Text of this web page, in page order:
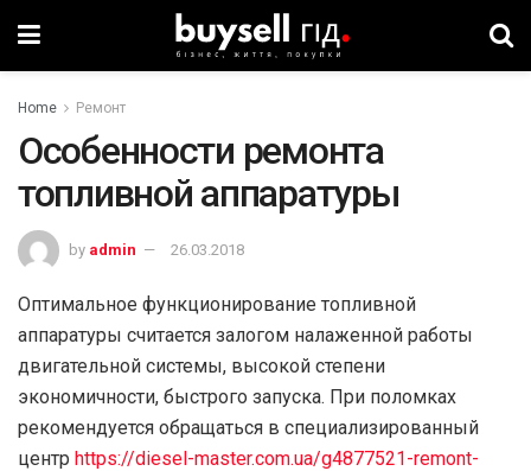
Home Ремонт
Особенности ремонта
топливной аппаратуры
by admin 26.03.2018
Оптимальное функционирование топливной
аппаратуры считается залогом налаженной работы
двигательной системы, высокой степени
экономичности, быстрого запуска. При поломках
рекомендуется обращаться в специализированный
центр https://diesel-master.com.ua/g4877521-remont-